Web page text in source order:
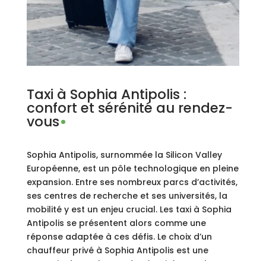
Taxi à Sophia Antipolis :
confort et sérénité au rendez-
vous
Sophia Antipolis, surnommée la Silicon Valley
Européenne, est un pôle technologique en pleine
expansion. Entre ses nombreux parcs d’activités,
ses centres de recherche et ses universités, la
mobilité y est un enjeu crucial. Les taxi à Sophia
Antipolis se présentent alors comme une
réponse adaptée à ces défis. Le choix d’un
chauffeur privé à Sophia Antipolis est une